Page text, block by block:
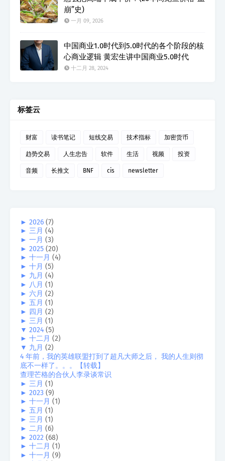
崩”史)
一月 09, 2026
中国商业1.0时代到5.0时代的各个阶段的核
心商业逻辑 黄宏生讲中国商业5.0时代
十二月 28, 2024
标签云
财富 读书笔记 短线交易 技术指标 加密货币
趋势交易 人生忠告 软件 生活 视频 投资
音频 长推文 BNF cis newsletter
► 2026 (7)
► 三月 (4)
► 一月 (3)
► 2025 (20)
► 十一月 (4)
► 十月 (5)
► 九月 (4)
► 八月 (1)
► 六月 (2)
► 五月 (1)
► 四月 (2)
► 三月 (1)
▼ 2024 (5)
► 十二月 (2)
▼ 九月 (2)
4 年前，我的英雄联盟打到了超凡大师之后， 我的人生则彻
底不一样了。。。【转载】
查理芒格的合伙人李录谈常识
► 三月 (1)
► 2023 (9)
► 十一月 (1)
► 五月 (1)
► 三月 (1)
► 二月 (6)
► 2022 (68)
► 十二月 (1)
► 十一月 (9)